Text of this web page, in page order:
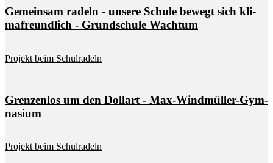
Ge­mein­sam ra­deln - un­se­re Schu­le be­wegt sich kli­
ma­freund­lich - Grund­schu­le Wacht­um
Pro­jekt beim Schul­ra­deln
Gren­zen­los um den Dol­lart - Max-Wind­mül­ler-Gym­
na­si­um
Pro­jekt beim Schul­ra­deln